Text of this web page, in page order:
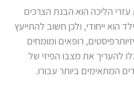
הליכה הוא הבנת הצרכים
הוא ייחודי, ולכן חשוב להתייעץ
רופאים ומומחים
להעריך את מצבו הפיזי של
המתאימים ביותר עבורו.